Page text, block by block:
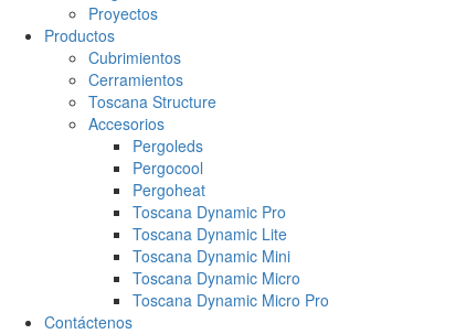
Proyectos
Productos
Cubrimientos
Cerramientos
Toscana Structure
Accesorios
Pergoleds
Pergocool
Pergoheat
Toscana Dynamic Pro
Toscana Dynamic Lite
Toscana Dynamic Mini
Toscana Dynamic Micro
Toscana Dynamic Micro Pro
Contáctenos